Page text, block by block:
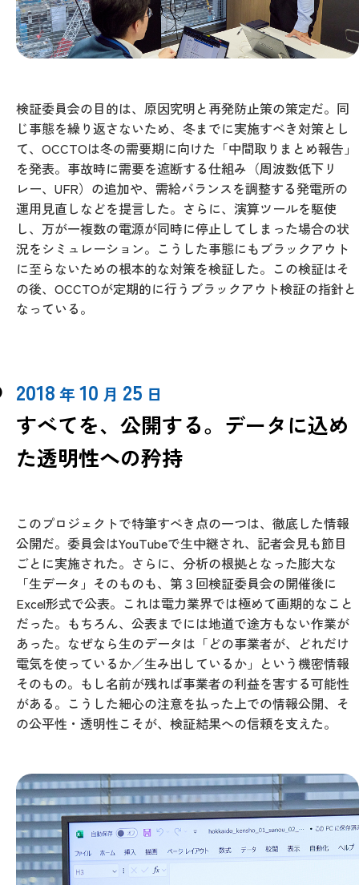
検証委員会の目的は、原因究明と再発防止策の策定だ。同
じ事態を繰り返さないため、冬までに実施すべき対策とし
て、OCCTOは冬の需要期に向けた「中間取りまとめ報告」
を発表。事故時に需要を遮断する仕組み（周波数低下リ
レー、UFR）の追加や、需給バランスを調整する発電所の
運用見直しなどを提言した。さらに、演算ツールを駆使
し、万が一複数の電源が同時に停止してしまった場合の状
況をシミュレーション。こうした事態にもブラックアウト
に至らないための根本的な対策を検証した。この検証はそ
の後、OCCTOが定期的に行うブラックアウト検証の指針と
なっている。
2018 年 10 月 25 日
すべてを、公開する。データに込め
た透明性への矜持
このプロジェクトで特筆すべき点の一つは、徹底した情報
公開だ。委員会はYouTubeで生中継され、記者会見も節目
ごとに実施された。さらに、分析の根拠となった膨大な
「生データ」そのものも、第３回検証委員会の開催後に
Excel形式で公表。これは電力業界では極めて画期的なこと
だった。もちろん、公表までには地道で途方もない作業が
あった。なぜなら生のデータは「どの事業者が、どれだけ
電気を使っているか／生み出しているか」という機密情報
そのもの。もし名前が残れば事業者の利益を害する可能性
がある。こうした細心の注意を払った上での情報公開、そ
の公平性・透明性こそが、検証結果への信頼を支えた。